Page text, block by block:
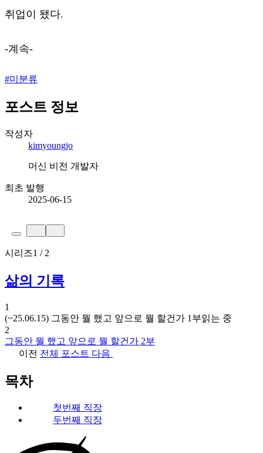
취업이 됐다.
-계속-
#미분류
포스트 정보
작성자
kimyoungjo
머신 비전 개발자
최초 발행
2025-06-15
시리즈1 / 2
삶의 기록
1
(~25.06.15) 그동안 뭘 했고 앞으로 뭘 할건가 1부읽는 중
2
그동안 뭘 했고 앞으로 뭘 할건가 2부
이전 전체 포스트 다음
목차
첫번째 직장
두번째 직장